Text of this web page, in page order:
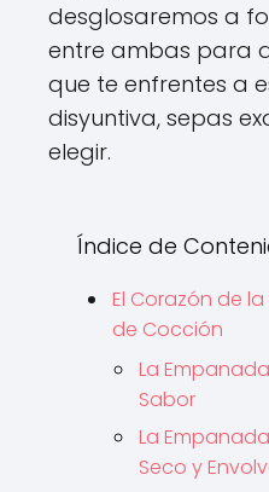
desglosaremos a
entre ambas para
que te enfrentes a
disyuntiva, sepas
elegir.
Índice de
El Corazón de
de Cocción
La
Sabor
La
Seco y